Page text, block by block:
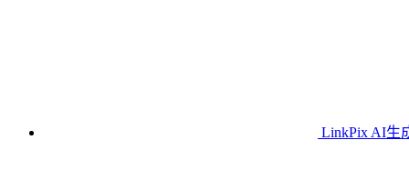
LinkPix AI生